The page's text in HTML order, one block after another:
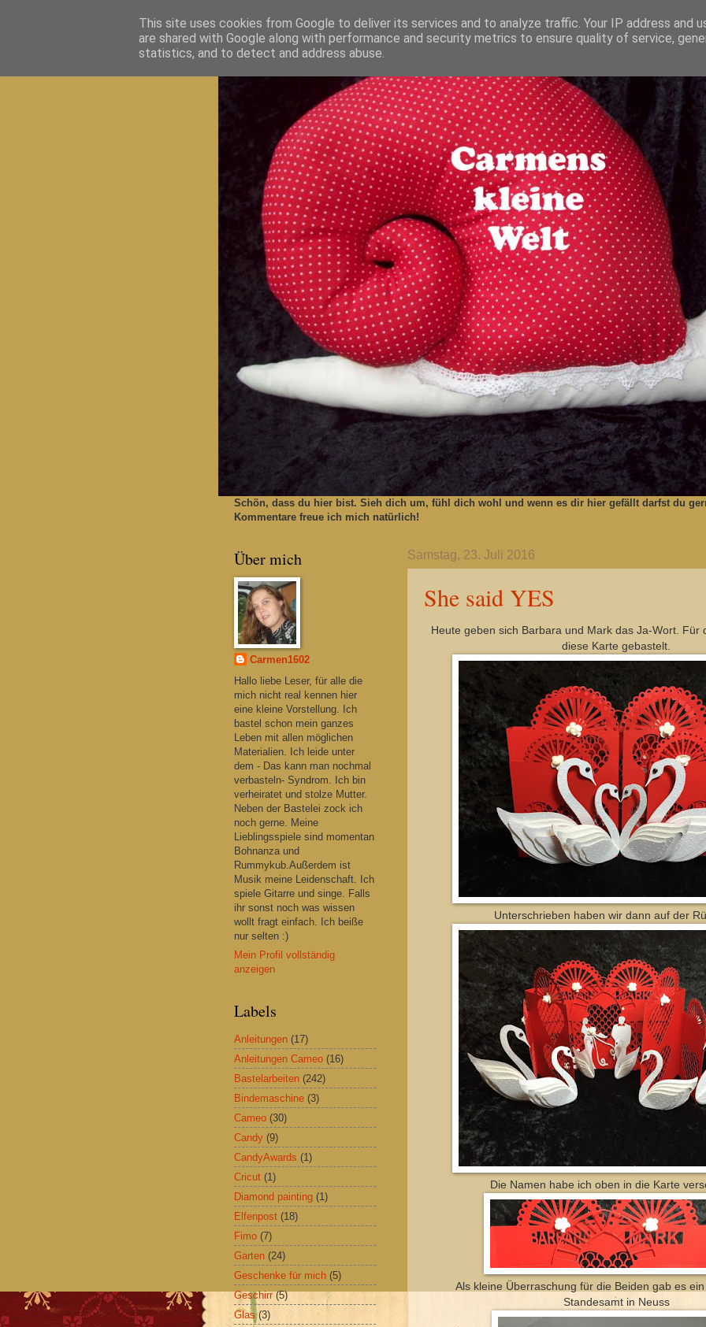
Schön, dass du hier bist. Sieh dich um, fühl dich wohl und wenn es dir hier gefällt darfst du
Kommentare freue ich mich natürlich!
Samstag, 23. Juli 2016
She said YES
Heute geben sich Barbara und Mark das Ja-Wort. Für
diese Karte gebastelt.
Unterschrieben haben wir dann auf der
Die Namen habe ich oben in die Karte
Als kleine Überraschung für die Beiden gab es
Standesamt in Neuss
Über mich
Carmen1602
Hallo liebe Leser, für alle die
mich nicht real kennen hier
eine kleine Vorstellung. Ich
bastel schon mein ganzes
Leben mit allen möglichen
Materialien. Ich leide unter
dem - Das kann man nochmal
verbasteln- Syndrom. Ich bin
verheiratet und stolze Mutter.
Neben der Bastelei zock ich
noch gerne. Meine
Lieblingsspiele sind momentan
Bohnanza und
Rummykub.Außerdem ist
Musik meine Leidenschaft. Ich
spiele Gitarre und singe. Falls
ihr sonst noch was wissen
wollt fragt einfach. Ich beiße
nur selten :)
Mein Profil vollständig
anzeigen
Labels
Anleitungen (17)
Anleitungen Cameo (16)
Bastelarbeiten (242)
Bindemaschine (3)
Cameo (30)
Candy (9)
CandyAwards (1)
Cricut (1)
Diamond painting (1)
Elfenpost (18)
Fimo (7)
Garten (24)
Geschenke für mich (5)
Geschirr (5)
Glas (3)
This site uses cookies from Google to deliver its services and to analyze traffic. Your IP address and
are shared with Google along with performance and security metrics to ensure quality of service,
statistics, and to detect and address abuse.